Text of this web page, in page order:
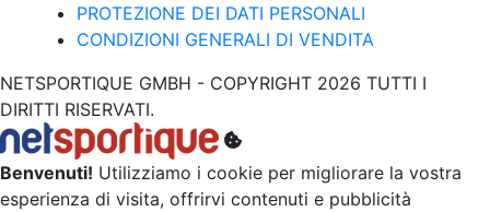
PROTEZIONE DEI DATI PERSONALI
CONDIZIONI GENERALI DI VENDITA
NETSPORTIQUE GMBH - COPYRIGHT 2026 TUTTI I
DIRITTI RISERVATI.
Benvenuti! Utilizziamo i cookie per migliorare la vostra
esperienza di visita, offrirvi contenuti e pubblicità